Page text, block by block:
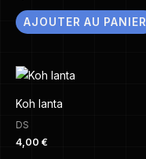
AJOUTER AU PANIER
Koh lanta
DS
4,00 €